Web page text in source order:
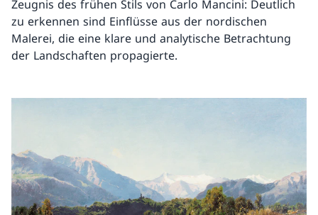
Zeugnis des frühen Stils von Carlo Mancini: Deutlich
zu erkennen sind Einflüsse aus der nordischen
Malerei, die eine klare und analytische Betrachtung
der Landschaften propagierte.